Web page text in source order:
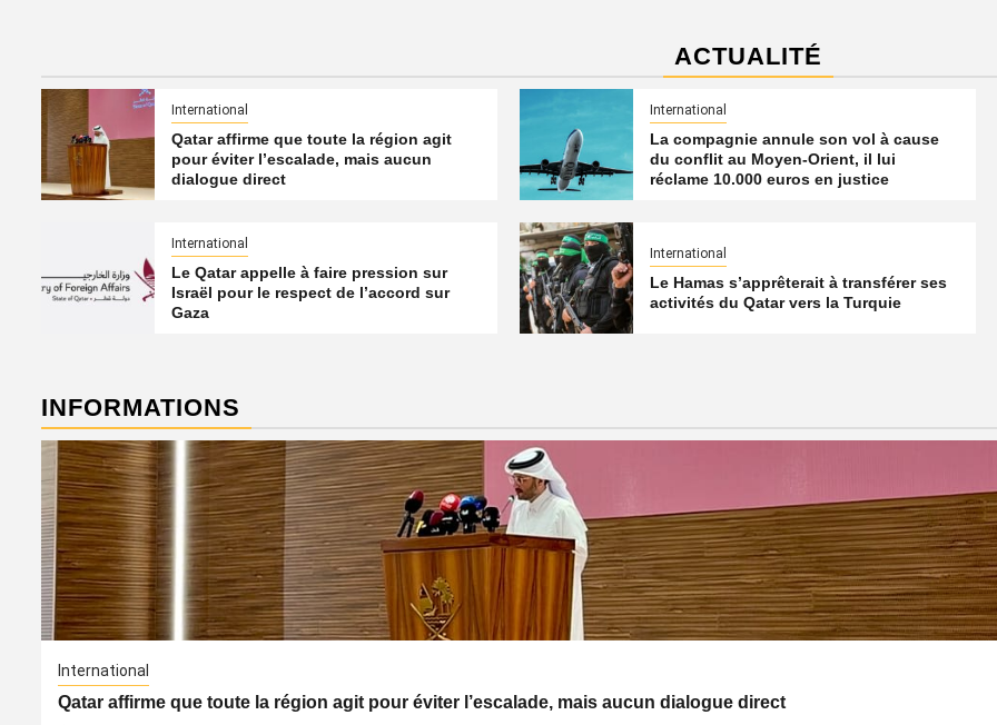
ACTUALITÉ
International
Qatar affirme que toute la région agit
pour éviter l’escalade, mais aucun
dialogue direct
International
La compagnie annule son vol à cause
du conflit au Moyen-Orient, il lui
réclame 10.000 euros en justice
International
Le Qatar appelle à faire pression sur
Israël pour le respect de l’accord sur
Gaza
International
Le Hamas s’apprêterait à transférer ses
activités du Qatar vers la Turquie
INFORMATIONS
International
Qatar affirme que toute la région agit pour éviter l’escalade, mais aucun dialogue direct